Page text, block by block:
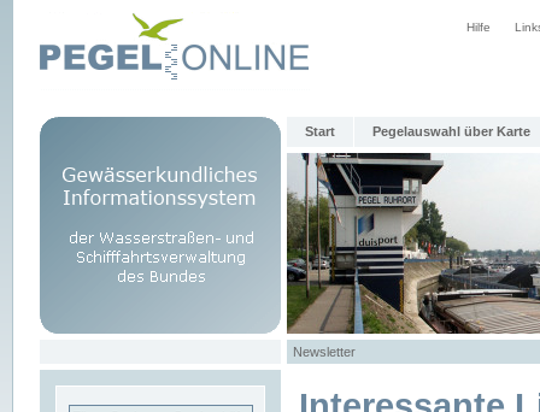
Hilfe
Start Pegelauswahl über Karte
Newsletter